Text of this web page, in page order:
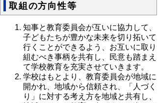
取組の方向性等
知事と教育委員会が互いに協力して、
子どもたちが豊かな未来を切り拓いて
行くことができるよう、お互いに取り
組むべき事柄を共有し、民意も踏まえ
て学校教育を充実させていきます。
学校はもとより、教育委員会が地域に
開かれ、地域から信頼され、「人づく
り」に対する考え方を地域と共有し、